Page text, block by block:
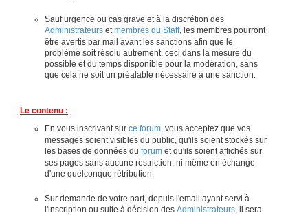
Sauf urgence ou cas grave et à la discrétion des
Administrateurs etmembres du Staff, les membres pourront
être avertis par mail avant les sanctions afin que le
problème soit résolu autrement, ceci dans la mesure du
possible et du temps disponible pour la modération, sans
que cela ne soit un préalable nécessaire à une sanction.
Le contenu :
En vous inscrivant sur ce forum , vous acceptez que vos
messages soient visibles du public, qu'ils soient stockés sur
les bases de données du forum et qu'ils soient affichés sur
ses pages sans aucune restriction, ni même en échange
d'une quelconque rétribution.
Sur demande de votre part, depuis l'email ayant servi à
l'inscription ou suite à décision des Administrateurs , il sera